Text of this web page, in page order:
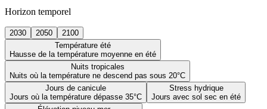
Horizon temporel
2030 2050
2100
Température été
Hausse de la température moyenne en été
Nuits tropicales
Nuits où la température ne descend pas sous 20°C
Jours de canicule
Jours où la température dépasse 35°C
Stress hydrique
Jours avec sol sec en été